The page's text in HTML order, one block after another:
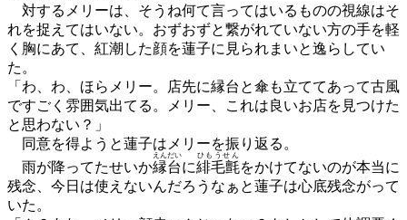
対するメリーは、そうね何て言ってはいるものの視線はそ
れを捉えてはいない。おずおずと繋がれていない方の手を軽
く胸にあて、紅潮した顔を蓮子に見られまいと逸らしてい
た。
「わ、わ、ほらメリー。店先に縁台と傘も立ててあって古風
ですごく雰囲気出てる。メリー、これは良いお店を見つけた
と思わない？」
同意を得ようと蓮子はメリーを振り返る。
雨が降ってたせいか縁台
えんだい
に緋毛氈
ひもうせん
をかけてないのが本当に
残念、今日は使えないんだろうなぁと蓮子は心底残念がって
いた。